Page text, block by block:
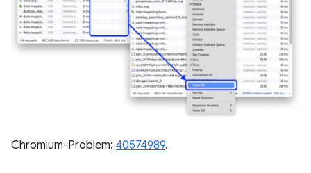
Chromium-Problem: 40574989.